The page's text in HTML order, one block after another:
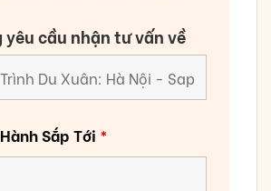
yêu cầu nhận tư vấn về
Sắp Tới *